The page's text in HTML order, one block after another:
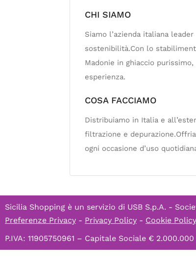
CHI SIAMO
Siamo l’azienda italiana
sostenibilità.Con lo
Madonie in ghiaccio
esperienza.
COSA FACCIAMO
Distribuiamo in Italia e
filtrazione e
ogni occasione d’uso
Sicilia Shopping è un servizio di USB S.p.A. -
Preferenze Privacy - Privacy Policy - Cookie Policy
P.IVA: 11905750961 – Capitale Sociale €